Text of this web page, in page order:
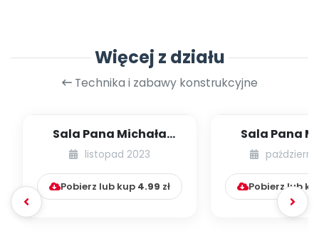
Więcej z działu
Technika i zabawy konstrukcyjne
Sala Pana Michała
[Patykowe zabawy]
listopad 2023
Pobierz lub kup 4.99 zł
Sala Pana
[Kulki nie
Pobierz lub